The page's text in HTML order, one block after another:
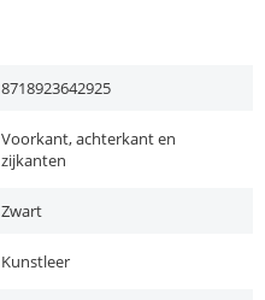
8718923642925
Voorkant, achterkant en
zijkanten
Zwart
Kunstleer